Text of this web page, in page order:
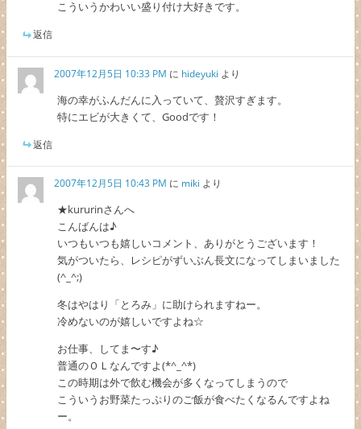
こういうかわいい盛り付け大好きです。
返信
2007年12月5日 10:33 PM に hideyuki より
海の幸がふんだんに入っていて、贅沢すぎます。
特にエビが大きくて、Goodです！
返信
2007年12月5日 10:43 PM に miki より
★kururinさんへ
こんばんは♪
いつもいつも嬉しいコメント、ありがとうございます！
気がついたら、レシピがずいぶん長文になってしまいました
(^_^;)
冬はやはり「とろみ」に助けられますねー。
冷めないのが嬉しいですよね☆
お仕事、してま〜す♪
普通のＯＬなんですよ(*^_^*)
この時期は外で飲む機会が多くなってしまうので
こういうお野菜たっぷりのご飯が食べたくなるんですよね
ー。